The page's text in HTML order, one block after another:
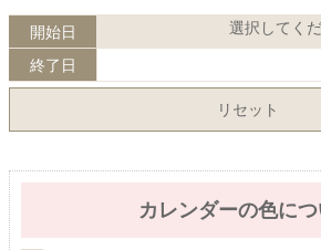
開始日 選択してく
終了日
リセット
カレンダーの色に